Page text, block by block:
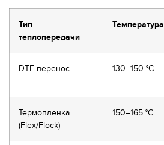
Тип
теплопередачи
Температура
DTF перенос 130–150 °C
Термопленка
(Flex/Flock)
150–165 °C